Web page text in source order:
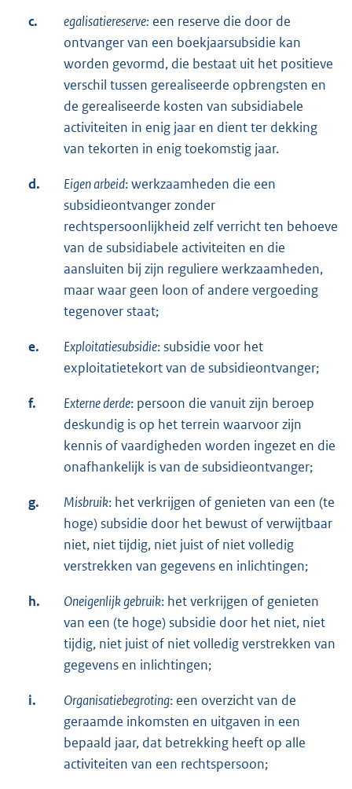
c. egalisatiereserve: een reserve die door de
ontvanger van een boekjaarsubsidie kan
worden gevormd, die bestaat uit het positieve
verschil tussen gerealiseerde opbrengsten en
de gerealiseerde kosten van subsidiabele
activiteiten in enig jaar en dient ter dekking
van tekorten in enig toekomstig jaar.
d. Eigen arbeid: werkzaamheden die een
subsidieontvanger zonder
rechtspersoonlijkheid zelf verricht ten behoeve
van de subsidiabele activiteiten en die
aansluiten bij zijn reguliere werkzaamheden,
maar waar geen loon of andere vergoeding
tegenover staat;
e. Exploitatiesubsidie: subsidie voor het
exploitatietekort van de subsidieontvanger;
f. Externe derde: persoon die vanuit zijn beroep
deskundig is op het terrein waarvoor zijn
kennis of vaardigheden worden ingezet en die
onafhankelijk is van de subsidieontvanger;
g. Misbruik: het verkrijgen of genieten van een (te
hoge) subsidie door het bewust of verwijtbaar
niet, niet tijdig, niet juist of niet volledig
verstrekken van gegevens en inlichtingen;
h. Oneigenlijk gebruik: het verkrijgen of genieten
van een (te hoge) subsidie door het niet, niet
tijdig, niet juist of niet volledig verstrekken van
gegevens en inlichtingen;
i. Organisatiebegroting: een overzicht van de
geraamde inkomsten en uitgaven in een
bepaald jaar, dat betrekking heeft op alle
activiteiten van een rechtspersoon;